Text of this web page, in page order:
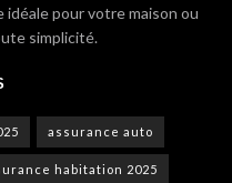
pour votre maison ou
simplicité.
assurance auto
habitation 2025